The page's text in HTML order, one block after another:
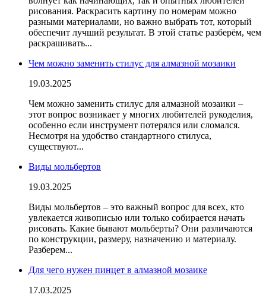
рисования. Раскрасить картину по номерам можно
разными материалами, но важно выбрать тот, который
обеспечит лучший результат. В этой статье разберём, чем
раскрашивать...
Чем можно заменить стилус для алмазной мозаики
19.03.2025
Чем можно заменить стилус для алмазной мозаики –
этот вопрос возникает у многих любителей рукоделия,
особенно если инструмент потерялся или сломался.
Несмотря на удобство стандартного стилуса,
существуют...
Виды мольбертов
19.03.2025
Виды мольбертов – это важный вопрос для всех, кто
увлекается живописью или только собирается начать
рисовать. Какие бывают мольберты? Они различаются
по конструкции, размеру, назначению и материалу.
Разберем...
Для чего нужен пинцет в алмазной мозаике
17.03.2025